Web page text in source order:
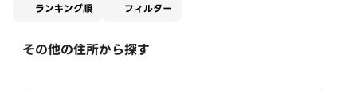
ランキング順 フィルター
その他の住所から探す